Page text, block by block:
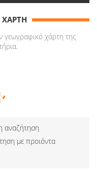
γεωγραφικό χάρτη της
αναζήτηση
με προιόντα